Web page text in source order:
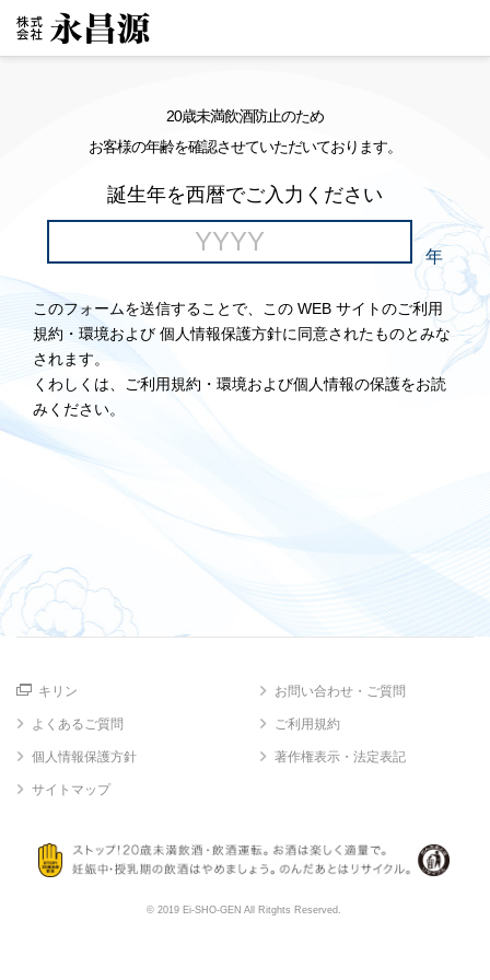
20歳未満飲酒防止のため
お客様の年齢を確認させていただいております。
誕生年を西暦でご入力ください
年
このフォームを送信することで、この WEB サイトのご利用
規約・環境および 個人情報保護方針に同意されたものとみな
されます。
くわしくは、ご利用規約・環境および個人情報の保護をお読
みください。
キリン お問い合わせ・ご質問
よくあるご質問 ご利用規約
個人情報保護方針 著作権表示・法定表記
サイトマップ
© 2019 Ei-SHO-GEN All Ritghts Reserved.